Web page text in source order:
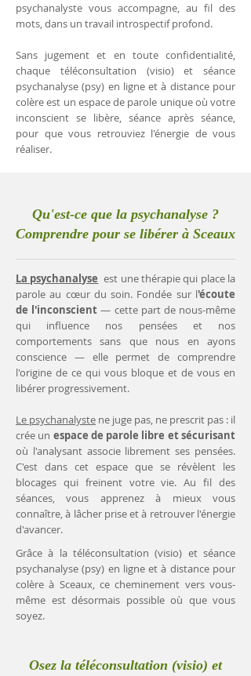
psychanalyste vous accompagne, au fil des
mots, dans un travail introspectif profond.
Sans jugement et en toute confidentialité,
chaque téléconsultation (visio) et séance
psychanalyse (psy) en ligne et à distance pour
colère est un espace de parole unique où votre
inconscient se libère, séance après séance,
pour que vous retrouviez l'énergie de vous
réaliser.
Qu'est-ce que la psychanalyse ?
Comprendre pour se libérer à Sceaux
La psychanalyse est une thérapie qui place la
parole au cœur du soin. Fondée sur l'écoute
de l'inconscient— cette part de nous-même
qui influence nos pensées et nos
comportements sans que nous en ayons
conscience — elle permet de comprendre
l'origine de ce qui vous bloque et de vous en
libérer progressivement.
Le psychanalyste ne juge pas, ne prescrit pas : il
crée un espace de parole libre et sécurisant
où l'analysant associe librement ses pensées.
C'est dans cet espace que se révèlent les
blocages qui freinent votre vie. Au fil des
séances, vous apprenez à mieux vous
connaître, à lâcher prise et à retrouver l'énergie
d'avancer.
Grâce à la téléconsultation (visio) et séance
psychanalyse (psy) en ligne et à distance pour
colère à Sceaux, ce cheminement vers vous-
même est désormais possible où que vous
soyez.
Osez la téléconsultation (visio) et